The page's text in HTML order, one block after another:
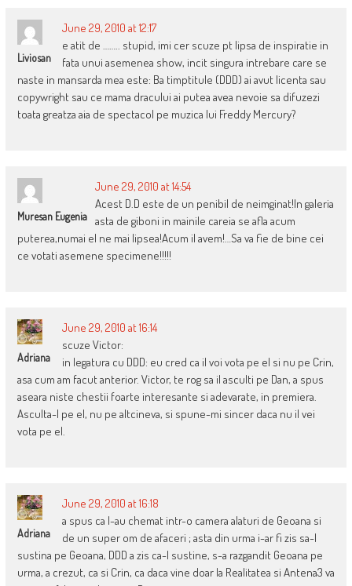
Liviosan
June 29, 2010 at 12:17
e atit de …….. stupid, imi cer scuze pt lipsa de inspiratie in
fata unui asemenea show, incit singura intrebare care se
naste in mansarda mea este: Ba timptitule (DDD) ai avut licenta sau
copywright sau ce mama dracului ai putea avea nevoie sa difuzezi
toata greatza aia de spectacol pe muzica lui Freddy Mercury?
Muresan Eugenia
June 29, 2010 at 14:54
Acest D.D este de un penibil de neimginat!In galeria
asta de giboni in mainile careia se afla acum
puterea,numai el ne mai lipsea!Acum il avem!…Sa va fie de bine cei
ce votati asemene specimene!!!!!
Adriana
June 29, 2010 at 16:14
scuze Victor:
in legatura cu DDD: eu cred ca il voi vota pe el si nu pe Crin,
asa cum am facut anterior. Victor, te rog sa il asculti pe Dan, a spus
aseara niste chestii foarte interesante si adevarate, in premiera.
Asculta-l pe el, nu pe altcineva, si spune-mi sincer daca nu il vei
vota pe el.
Adriana
June 29, 2010 at 16:18
a spus ca l-au chemat intr-o camera alaturi de Geoana si
de un super om de afaceri ; asta din urma i-ar fi zis sa-l
sustina pe Geoana, DDD a zis ca-l sustine, s-a razgandit Geoana pe
urma, a crezut, ca si Crin, ca daca vine doar la Realitatea si Antena3 va